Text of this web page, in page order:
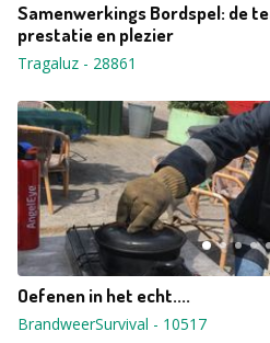
Samenwerkings Bordspel: de
prestatie en plezier
Tragaluz - 28861
Oefenen in het echt....
BrandweerSurvival - 10517